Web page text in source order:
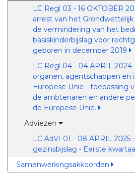
LC Regl 03 - 16 OKTOBER
arrest van het
de vermindering van het
basiskinderbijslag voor
geboren in december 2019
LC Regl 04 - 04 APRIL 2024
organen, agentschappen en
Europese Unie - toepassing
de ambtenaren en andere
de Europese Unie.
Adviezen
LC AdVI 01 - 08 APRIL 2025
gezinsbijslag - Eerste
Samenwerkingsakkoorden